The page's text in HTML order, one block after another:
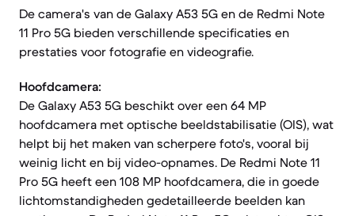
De camera's van de Galaxy A53 5G en de Redmi Note
11 Pro 5G bieden verschillende specificaties en
prestaties voor fotografie en videografie.
Hoofdcamera:
De Galaxy A53 5G beschikt over een 64 MP
hoofdcamera met optische beeldstabilisatie (OIS), wat
helpt bij het maken van scherpere foto's, vooral bij
weinig licht en bij video-opnames. De Redmi Note 11
Pro 5G heeft een 108 MP hoofdcamera, die in goede
lichtomstandigheden gedetailleerde beelden kan